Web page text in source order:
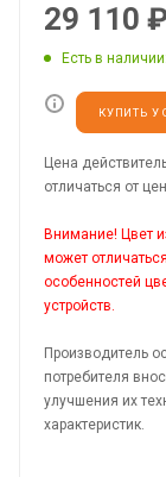
29 110
Есть в наличии
КУПИТЬ
Цена
отличаться от
Внимание! Цвет
может
особенностей
устройств.
Производитель
потребителя
улучшения их
характеристик.